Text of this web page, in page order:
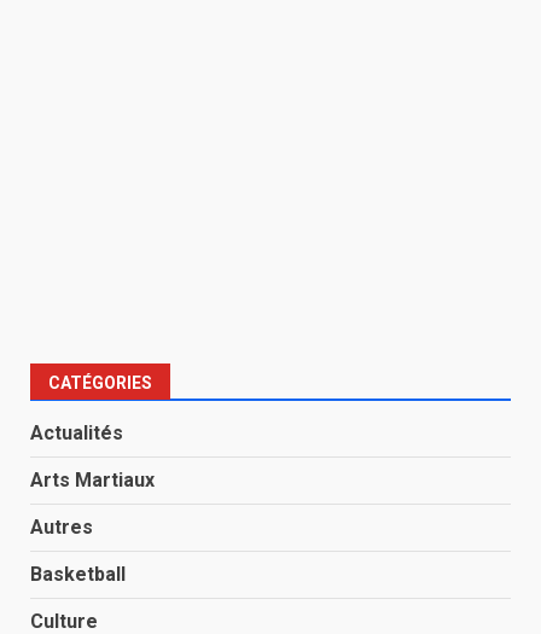
CATÉGORIES
Actualités
Arts Martiaux
Autres
Basketball
Culture